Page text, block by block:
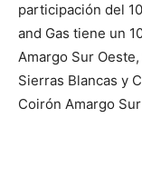
participación del
and Gas tiene un
Amargo Sur
Sierras Blancas y
Coirón Amargo